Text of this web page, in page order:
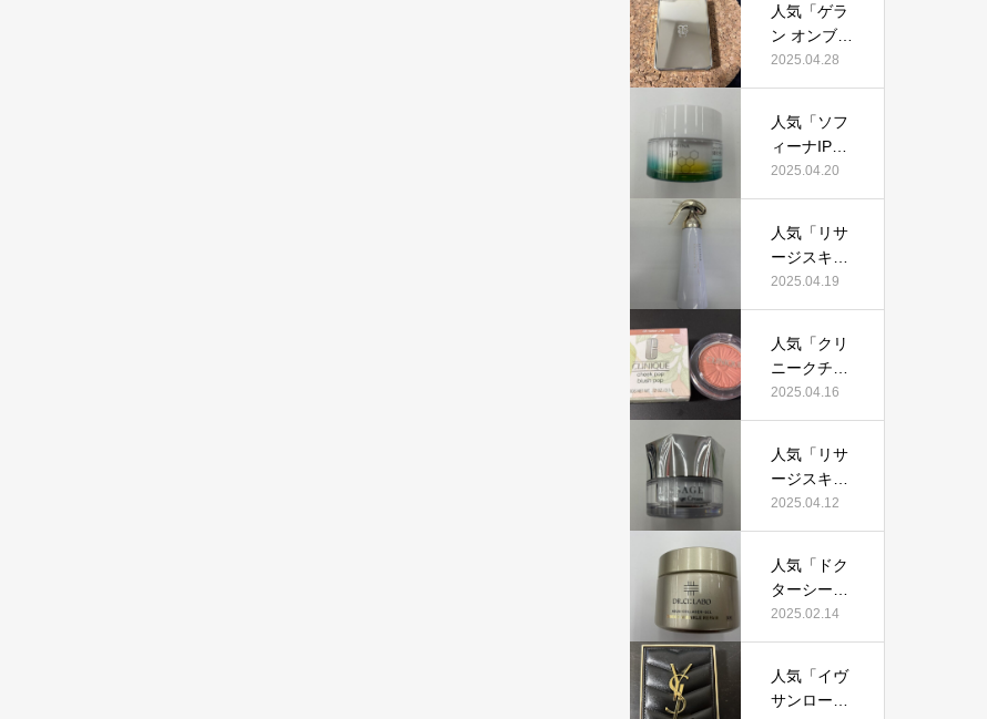
当におすす
め？美容マ
ニアが実際
使用して口
コミを検
証！
人気「ゲラ
ン オンブル
ジェオーラ
グロウ」っ
すすめ？美
容マニアの
私が実際使
用して、口
コミを検
証！
2025.04.28
人気「ソフ
ィーナIPゴ
ールデンタ
イムリペア
リーム」っ
て本当にお
すすめ？美
容マニアが
実際使用し
て口コミを
検証！
2025.04.20
人気「リサ
ージスキン
メインテナ
イザーD
当におすす
め？美容マ
ニアの私が
実際使用し
て、口コミ
を検証！
2025.04.19
人気「クリ
ニークチー
クポップ」
って本当に
美容マニア
が実際使用
して口コミ
を検証！
2025.04.16
人気「リサ
ージスキン
チェンジク
リーム」っ
すすめ？美
容マニアが
実際使用し
て口コミを
検証！
2025.04.12
人気「ドク
ターシーラ
ボ薬用アク
アコラーゲ
リッチリン
クルリペ
2025.02.14
人気「イヴ
サンローラ